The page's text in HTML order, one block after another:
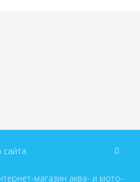
сайта
магазин аква- и мото-